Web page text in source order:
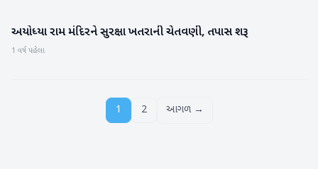
રાષ્ટ્રીય
અયોધ્યા રામ મંદિરને સુરક્ષા ખતરાની ચેતવણી, તપાસ શરૂ
1 વર્ષ પહેલા
1 2 આગળ →